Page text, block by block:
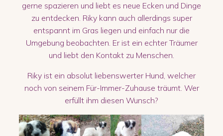
gerne spazieren und liebt es neue Ecken und Dinge
zu entdecken. Riky kann auch allerdings super
entspannt im Gras liegen und einfach nur die
Umgebung beobachten. Er ist ein echter Träumer
und liebt den Kontakt zu Menschen.
Riky ist ein absolut liebenswerter Hund, welcher
noch von seinem Für-Immer-Zuhause träumt. Wer
erfüllt ihm diesen Wunsch?